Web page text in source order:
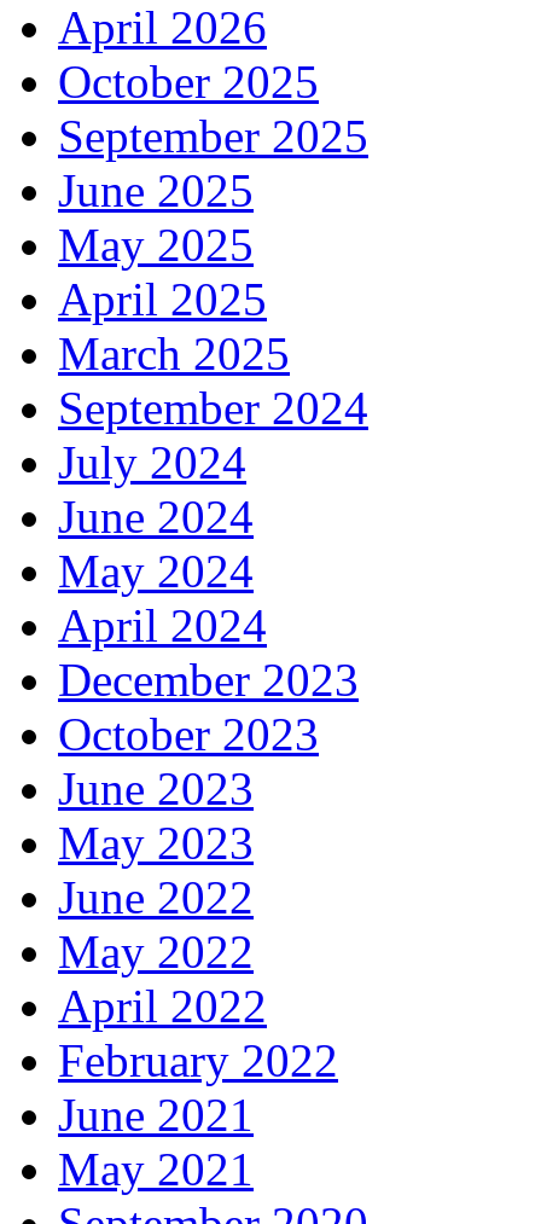
April 2026
October 2025
September 2025
June 2025
May 2025
April 2025
March 2025
September 2024
July 2024
June 2024
May 2024
April 2024
December 2023
October 2023
June 2023
May 2023
June 2022
May 2022
April 2022
February 2022
June 2021
May 2021